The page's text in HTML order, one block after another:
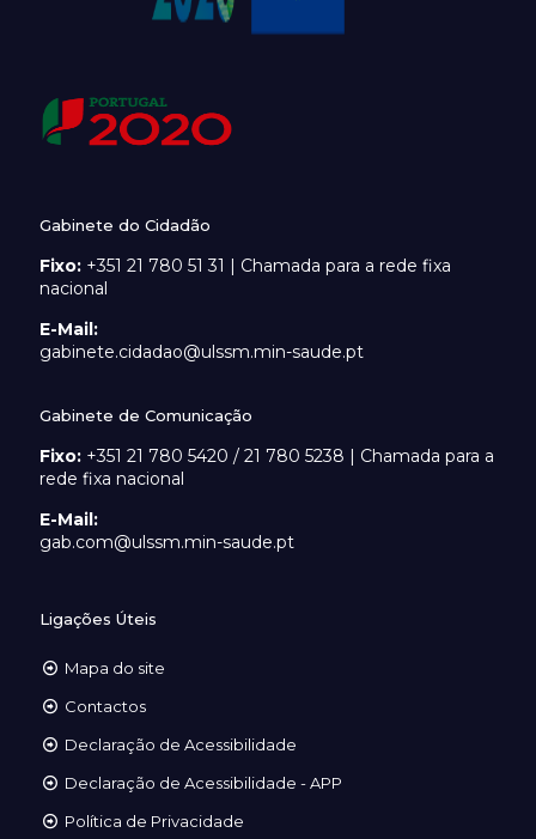
Gabinete do Cidadão
Fixo: +351 21 780 51 31 | Chamada para a rede fixa
nacional
E-Mail:
gabinete.cidadao@ulssm.min-saude.pt
Gabinete de Comunicação
Fixo: +351 21 780 5420 / 21 780 5238 | Chamada para a
rede fixa nacional
E-Mail:
gab.com@ulssm.min-saude.pt
Ligações Úteis
Mapa do site
Contactos
Declaração de Acessibilidade
Declaração de Acessibilidade - APP
Política de Privacidade